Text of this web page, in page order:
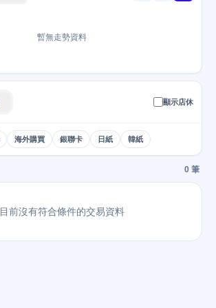
暫無走勢資料
顯示店休
海外購買 銀聯卡 日紙 韓紙
0 筆
目前沒有符合條件的交易資料